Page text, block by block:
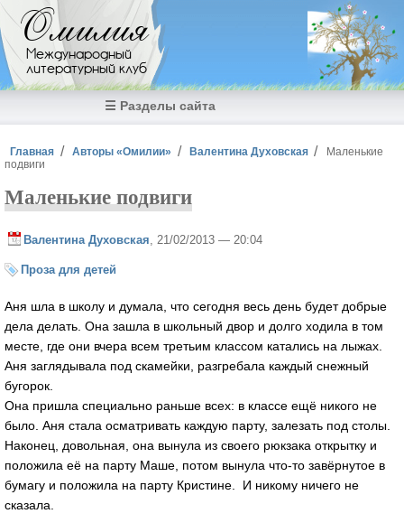
Перейти к основному содержанию
Омилия
Международный
литературный клуб
☰ Разделы сайта
Вы здесь
Главная Авторы «Омилии» Валентина Духовская
Маленькие
подвиги
Маленькие подвиги
Валентина Духовская , 21/02/2013 — 20:04
Проза для детей
Аня шла в школу и думала, что сегодня весь день будет добрые
дела делать. Она зашла в школьный двор и долго ходила в том
месте, где они вчера всем третьим классом катались на лыжах.
Аня заглядывала под скамейки, разгребала каждый снежный
бугорок.
Она пришла специально раньше всех: в классе ещё никого не
было. Аня стала осматривать каждую парту, залезать под столы.
Наконец, довольная, она вынула из своего рюкзака открытку и
положила её на парту Маше, потом вынула что-то завёрнутое в
бумагу и положила на парту Кристине. И никому ничего не
сказала.